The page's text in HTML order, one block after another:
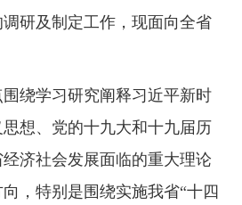
研及制定工作，现面向全省
绕学习研究阐释习近平新时
想、党的十九大和十九届历
济社会发展面临的重大理论
，特别是围绕实施我省“十四